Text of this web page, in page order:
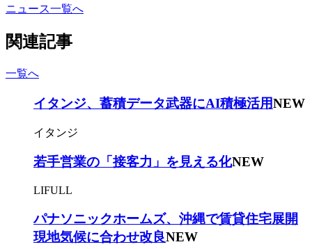
ニュース一覧へ
関連記事
一覧へ
イタンジ、蓄積データ武器にAI積極活用NEW
イタンジ
若手営業の「接客力」を見える化NEW
LIFULL
パナソニックホームズ、沖縄で賃貸住宅展開
現地気候に合わせ改良NEW